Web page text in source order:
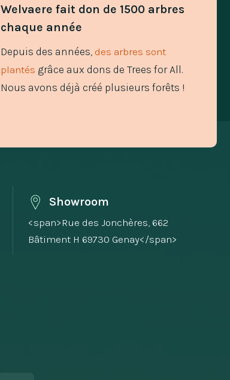
Welvaere fait don de 1500 arbres
chaque année
Depuis des années, des arbres sont
plantés grâce aux dons de Trees for All.
Nous avons déjà créé plusieurs forêts !
Showroom
<span>Rue des Jonchères, 662
Bâtiment H 69730 Genay</span>